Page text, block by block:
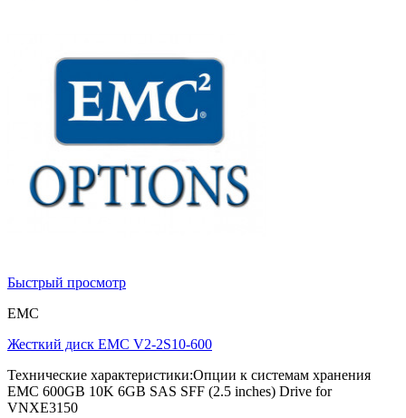
Быстрый просмотр
EMC
Жесткий диск EMC V2-2S10-600
Технические характеристики:Опции к системам хранения
EMC 600GB 10K 6GB SAS SFF (2.5 inches) Drive for
VNXE3150